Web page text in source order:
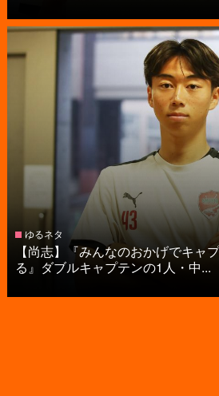
ゆるネタ
【尚志】『みんなのおかげでキャ
る』ダブルキャプテンの1人・中...